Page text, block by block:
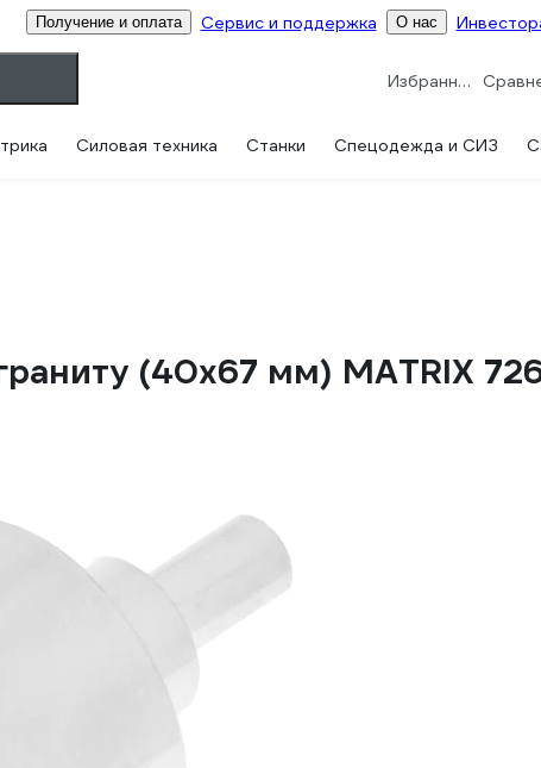
Получение и оплата Сервис и поддержка О нас
Избранное
Силовая техника Станки Спецодежда и СИЗ
(40х67 мм) MATRIX